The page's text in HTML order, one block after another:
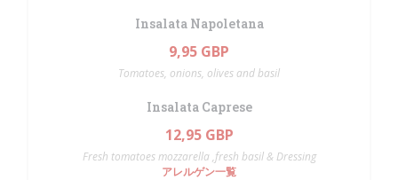
Insalata Napoletana
9,95 GBP
Tomatoes, onions, olives and basil
Insalata Caprese
12,95 GBP
Fresh tomatoes mozzarella ,fresh basil & Dressing
アレルゲン一覧